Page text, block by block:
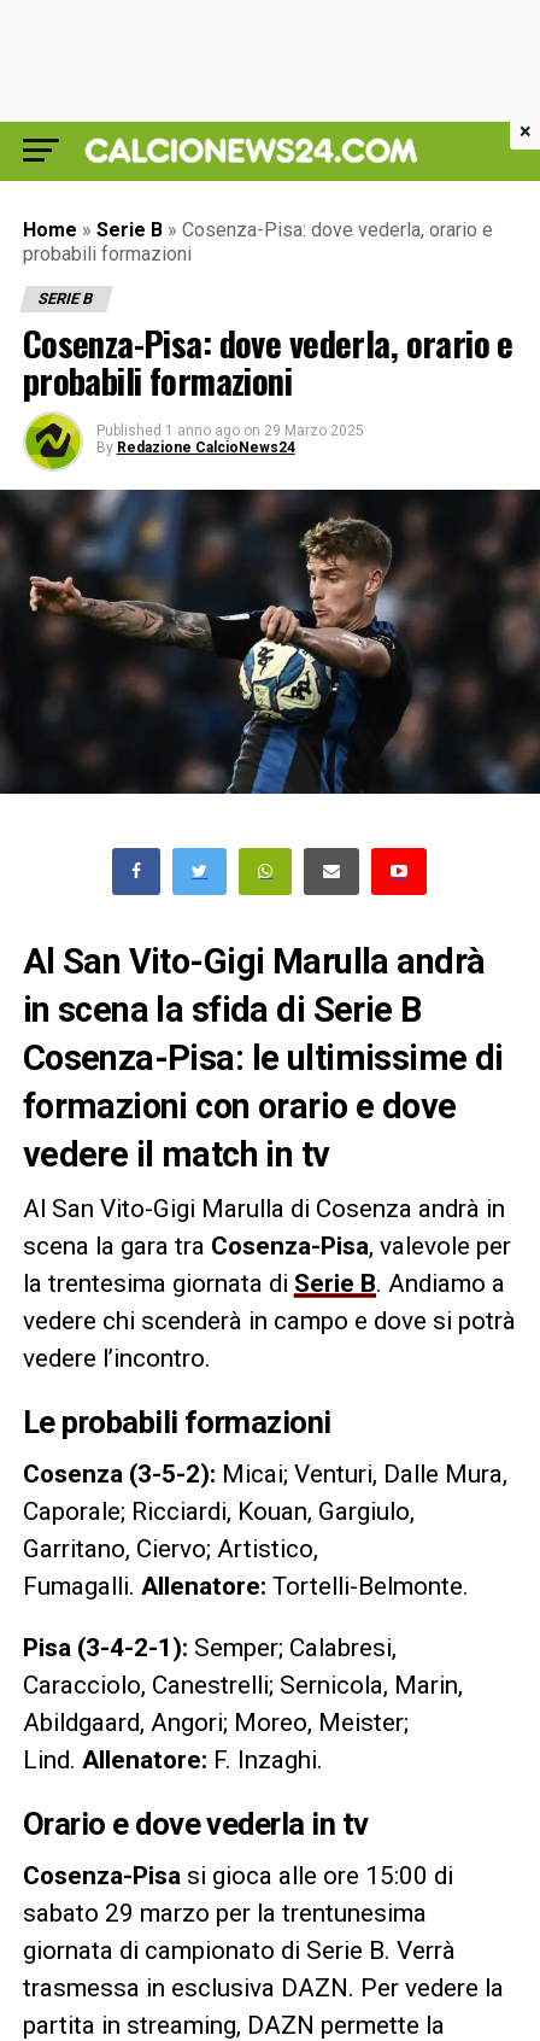
Home » Serie B » Cosenza-Pisa: dove vederla, orario e
probabili formazioni
SERIE B
Cosenza-Pisa: dove vederla, orario e
probabili formazioni
Published 1 anno ago on 29 Marzo 2025
By Redazione CalcioNews24
Al San Vito-Gigi Marulla andrà
in scena la sfida di Serie B
Cosenza-Pisa: le ultimissime di
formazioni con orario e dove
vedere il match in tv
Al San Vito-Gigi Marulla di Cosenza andrà in
scena la gara tra Cosenza-Pisa, valevole per
la trentesima giornata di Serie B. Andiamo a
vedere chi scenderà in campo e dove si potrà
vedere l’incontro.
Le probabili formazioni
Cosenza (3-5-2): Micai; Venturi, Dalle Mura,
Caporale; Ricciardi, Kouan, Gargiulo,
Garritano, Ciervo; Artistico,
Fumagalli. Allenatore: Tortelli-Belmonte.
Pisa (3-4-2-1): Semper; Calabresi,
Caracciolo, Canestrelli; Sernicola, Marin,
Abildgaard, Angori; Moreo, Meister;
Lind. Allenatore: F. Inzaghi.
Orario e dove vederla in tv
Cosenza-Pisa si gioca alle ore 15:00 di
sabato 29 marzo per la trentunesima
giornata di campionato di Serie B. Verrà
trasmessa in esclusiva DAZN. Per vedere la
partita in streaming, DAZN permette la
×